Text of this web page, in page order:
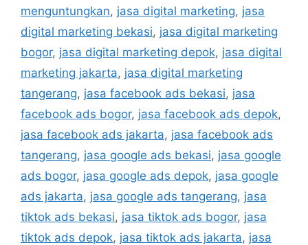
menguntungkan, jasa digital marketing, jasa
digital marketing bekasi, jasa digital marketing
bogor, jasa digital marketing depok, jasa digital
marketing jakarta, jasa digital marketing
tangerang, jasa facebook ads bekasi, jasa
facebook ads bogor, jasa facebook ads depok,
jasa facebook ads jakarta, jasa facebook ads
tangerang, jasa google ads bekasi, jasa google
ads bogor, jasa google ads depok, jasa google
ads jakarta, jasa google ads tangerang, jasa
tiktok ads bekasi, jasa tiktok ads bogor, jasa
tiktok ads depok, jasa tiktok ads jakarta, jasa